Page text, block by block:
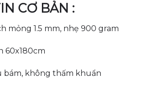
CƠ BẢN :
mỏng 1.5 mm, nhẹ 900 gram
60x180cm
bám, không thấm khuẩn